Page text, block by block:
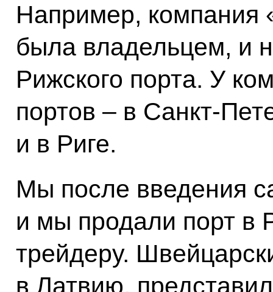
Например, компания
была владельцем, и
Рижского порта. У
портов – в Санкт-
и в Риге.
Мы после введения
и мы продали порт в
трейдеру.
в Латвию,